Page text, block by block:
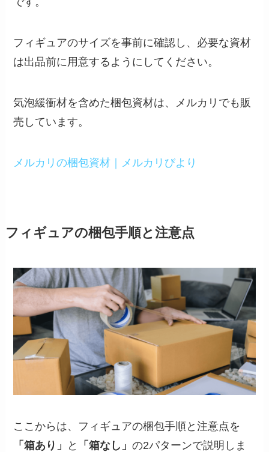
フィギュアのサイズを事前に確認し、必要な資材
は出品前に用意するようにしてください。
気泡緩衝材を含めた梱包資材は、メルカリでも販
売しています。
メルカリの梱包資材｜メルカリびより
フィギュアの梱包手順と注意点
ここからは、フィギュアの梱包手順と注意点を
「箱あり」
と 「箱なし」の2パターンで説明しま